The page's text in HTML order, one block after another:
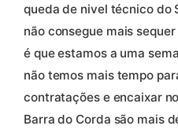
queda de nivel técnico do
não consegue mais
é que estamos a uma
não temos mais tempo
contratações e encaixar
Barra do Corda são mais